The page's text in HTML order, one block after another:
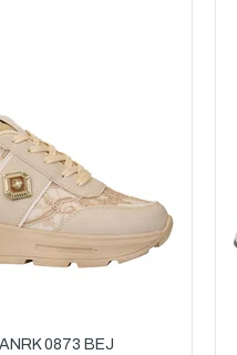
0873 BEJ